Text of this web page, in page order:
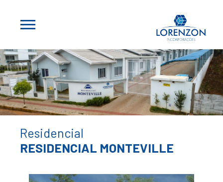
Residencial
RESIDENCIAL MONTEVILLE